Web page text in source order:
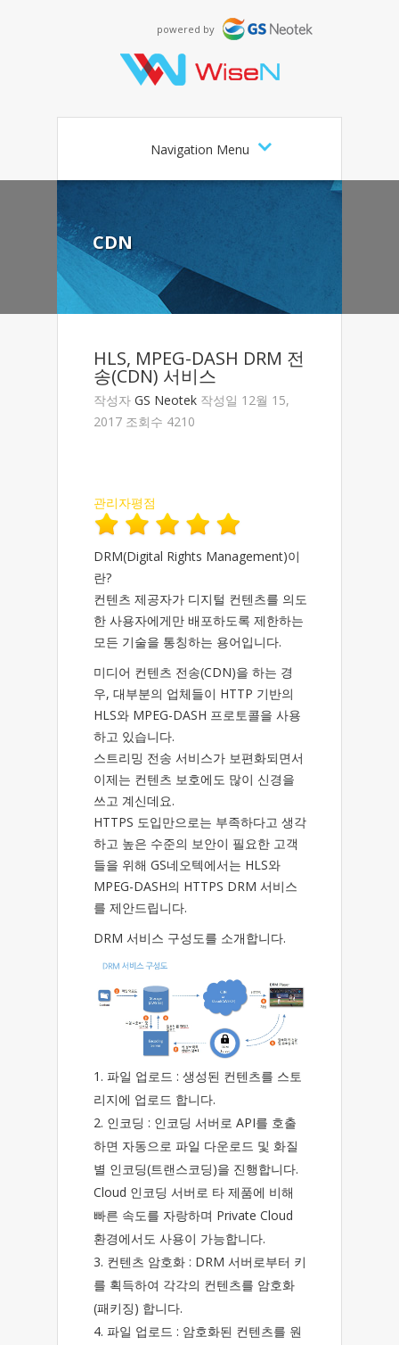
powered by
Navigation Menu
CDN
HLS, MPEG-DASH DRM 전
송(CDN) 서비스
작성자 GS Neotek 작성일 12월 15,
2017 조회수 4210
관리자평점
DRM(Digital Rights Management)이
란?
컨텐츠 제공자가 디지털 컨텐츠를 의도
한 사용자에게만 배포하도록 제한하는
모든 기술을 통칭하는 용어입니다.
미디어 컨텐츠 전송(CDN)을 하는 경
우, 대부분의 업체들이 HTTP 기반의
HLS와 MPEG-DASH 프로토콜을 사용
하고 있습니다.
스트리밍 전송 서비스가 보편화되면서
이제는 컨텐츠 보호에도 많이 신경을
쓰고 계신데요.
HTTPS 도입만으로는 부족하다고 생각
하고 높은 수준의 보안이 필요한 고객
들을 위해 GS네오텍에서는 HLS와
MPEG-DASH의 HTTPS DRM 서비스
를 제안드립니다.
DRM 서비스 구성도를 소개합니다.
파일 업로드 : 생성된 컨텐츠를 스토
리지에 업로드 합니다.
인코딩 : 인코딩 서버로 API를 호출
하면 자동으로 파일 다운로드 및 화질
별 인코딩(트랜스코딩)을 진행합니다.
Cloud 인코딩 서버로 타 제품에 비해
빠른 속도를 자랑하며 Private Cloud
환경에서도 사용이 가능합니다.
컨텐츠 암호화 : DRM 서버로부터 키
를 획득하여 각각의 컨텐츠를 암호화
(패키징) 합니다.
파일 업로드 : 암호화된 컨텐츠를 원